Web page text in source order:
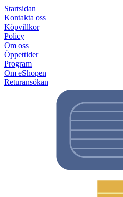
Startsidan
Kontakta oss
Köpvillkor
Policy
Om oss
Öppettider
Program
Om eShopen
Returansökan